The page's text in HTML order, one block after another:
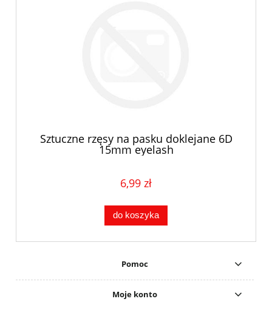
Sztuczne rzęsy na pasku doklejane 6D
15mm eyelash
6,99 zł
do koszyka
Pomoc
Moje konto